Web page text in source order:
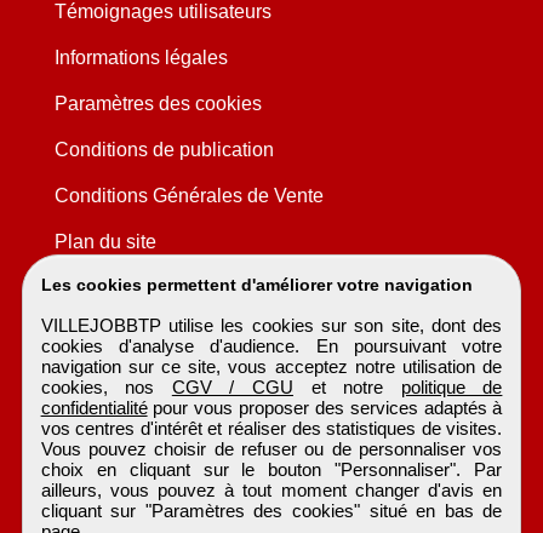
Les cookies permettent d'améliorer votre navigation
VILLEJOBBTP utilise les cookies sur son site, dont des
cookies d'analyse d'audience. En poursuivant votre
navigation sur ce site, vous acceptez notre utilisation de
cookies, nos CGV / CGU et notre politique de
confidentialitépour vous proposer des services adaptés à
vos centres d'intérêt et réaliser des statistiques de visites.
Vous pouvez choisir de refuser ou de personnaliser vos
choix en cliquant sur le bouton "Personnaliser". Par
ailleurs, vous pouvez à tout moment changer d'avis en
cliquant sur "Paramètres des cookies" situé en bas de
Témoignages utilisateurs
Informations légales
Paramètres des cookies
Conditions de publication
Conditions Générales de Vente
Plan du site